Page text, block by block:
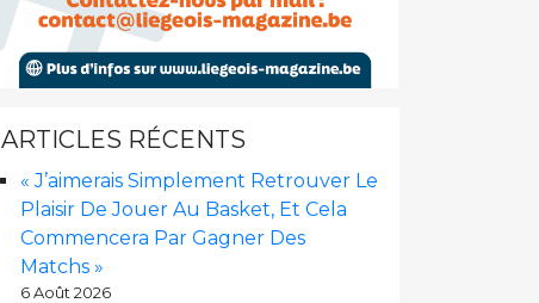
ARTICLES RÉCENTS
« J’aimerais Simplement Retrouver Le
Plaisir De Jouer Au Basket, Et Cela
Commencera Par Gagner Des
Matchs »
6 Août 2026